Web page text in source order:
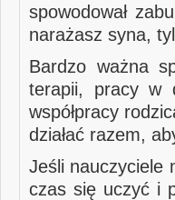
spowodował
narażasz syna,
Bardzo ważna
terapii, pracy w
współpracy
działać razem,
Jeśli nauczyciele
czas się uczyć i